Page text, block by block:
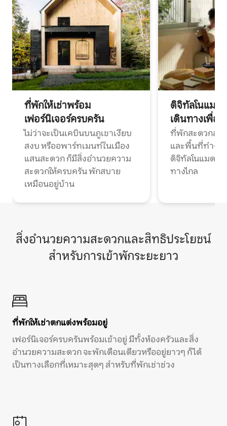
ที่พักให้เช่าพร้อม
เฟอร์นิเจอร์ครบครัน
ไม่ว่าจะเป็นเคบินบนภูเขาเงียบ
สงบ หรืออพาร์ทเมนท์ในเมือง
แสนสะดวก ก็มีสิ่งอำนวยความ
สะดวกให้ครบครัน พักสบาย
เหมือนอยู่บ้าน
ดิจิทัลโนแมด
เดินทางเพื่อ
ที่พักสะดวกสบ
และพื้นที่ทำงา
ดิจิทัลโนแมดแ
ทางไกล
สิ่งอำนวยความสะดวกและสิทธิประโยชน์
สำหรับการเข้าพักระยะยาว
ที่พักให้เช่าตกแต่งพร้อมอยู่
เฟอร์นิเจอร์ครบครันพร้อมเข้าอยู่ มีทั้งห้องครัวและสิ่ง
อำนวยความสะดวก จะพักเดือนเดียวหรืออยู่ยาวๆ ก็ได้
เป็นทางเลือกที่เหมาะสุดๆ สำหรับที่พักเช่าช่วง